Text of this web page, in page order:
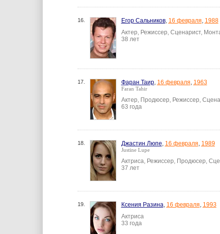
16. Егор Сальников, 16 февраля, 1988
Актер, Режиссер, Сценарист,
38 лет
17. Фаран Таир, 16 февраля, 1963
Faran Tahir
Актер, Продюсер, Режиссер,
63 года
18. Джастин Люпе, 16 февраля, 1989
Justine Lupe
Актриса, Режиссер, Продюсер,
37 лет
19. Ксения Разина, 16 февраля, 1993
Актриса
33 года